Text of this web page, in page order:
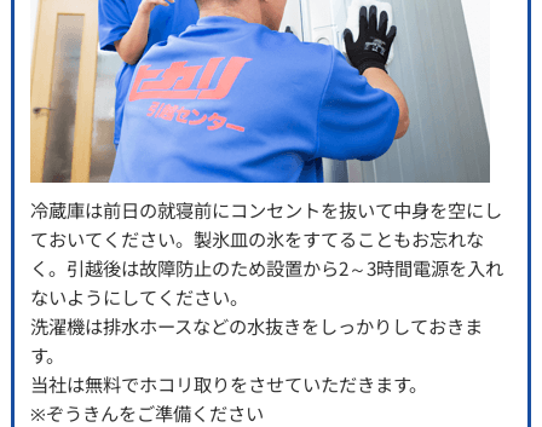
冷蔵庫は前日の就寝前にコンセントを抜いて中身を空にし
ておいてください。製氷皿の氷をすてることもお忘れな
く。引越後は故障防止のため設置から2～3時間電源を入れ
ないようにしてください。
洗濯機は排水ホースなどの水抜きをしっかりしておきま
す。
当社は無料でホコリ取りをさせていただきます。
※ぞうきんをご準備ください